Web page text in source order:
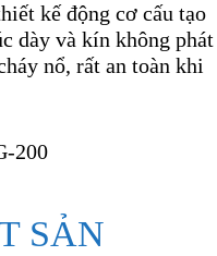
kế động cơ cấu tạo
dày và kín không phát
nổ, rất an toàn khi
SẢN